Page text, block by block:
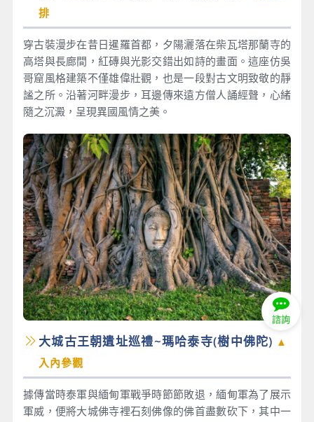
排
穿古裝漫步在昔日暹羅首都，夕陽灑落在柴瓦塔那蘭寺的
高塔與長廊間，紅磚與光影交錯出如詩的畫面。這座仿吳
哥窟風格建築不僅雄偉壯觀，也是一段對古文明致敬的靜
謐之所。沿著河畔漫步，耳邊傳來遠方僧人誦經聲，心緒
隨之沉澱，呈現異國風情之美。
大城古王朝遺址巡禮~瑪哈泰寺(樹中佛陀) ▲
入內參觀
據傳當時泰軍與緬甸軍戰爭時節節敗退，緬甸軍為了展示
軍威，便將大城佛寺裡石刻佛像的佛首盡數砍下，其中一
諮詢